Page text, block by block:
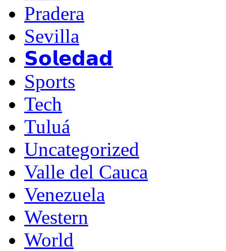
Pradera
Sevilla
𝗦𝗼𝗹𝗲𝗱𝗮𝗱
Sports
Tech
Tuluá
Uncategorized
Valle del Cauca
Venezuela
Western
World